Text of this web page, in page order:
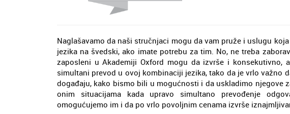
Naglašavamo da naši stručnjaci mogu da vam pruže i uslugu
jezika na švedski, ako imate potrebu za tim. No, ne treba
zaposleni u Akademiji Oxford mogu da izvrše i konsekutivno,
simultani prevod u ovoj kombinaciji jezika, tako da je vrlo važno
događaju, kako bismo bili u mogućnosti i da uskladimo njegove
onim situacijama kada upravo simultano prevođenje
omogućujemo im i da po vrlo povoljnim cenama izvrše